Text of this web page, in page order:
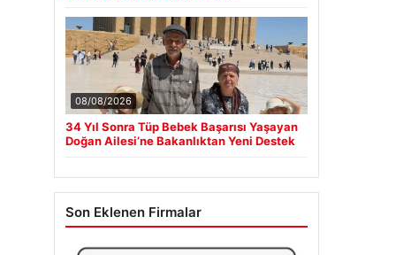
08/08/2026
34 Yıl Sonra Tüp Bebek Başarısı Yaşayan
Doğan Ailesi’ne Bakanlıktan Yeni Destek
Son Eklenen Firmalar